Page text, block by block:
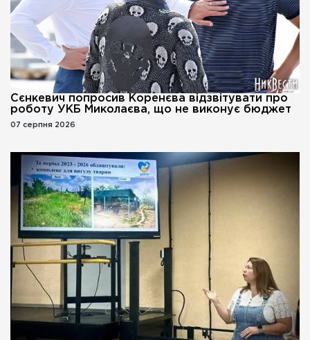
Сєнкевич попросив Коренєва відзвітувати про
роботу УКБ Миколаєва, що не виконує бюджет
07 серпня 2026